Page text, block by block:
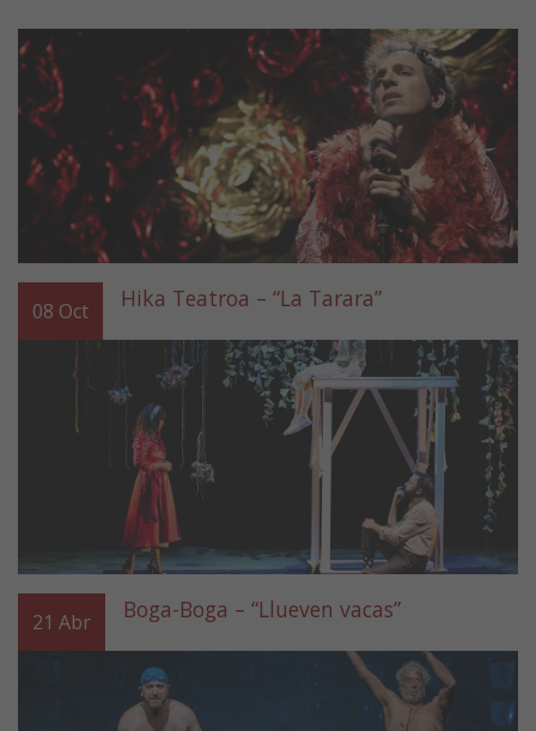
08 Oct Hika Teatroa – “La Tarara”
21 Abr Boga-Boga – “Llueven vacas”